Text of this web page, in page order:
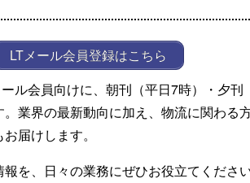
LTメール会員登録はこちら
ル会員向けに、朝刊（平日7時）・夕刊
業界の最新動向に加え、物流に関わる
届けします。
を、日々の業務にぜひお役立てください